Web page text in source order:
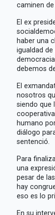
caminen
El ex
haber una
igualdad
debemos
El
nosotros
siendo que
humano
diálogo
sentenció.
Para
una
pesar de
hay
eso es lo
En su